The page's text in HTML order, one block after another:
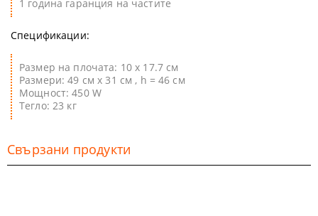
1 година гаранция на частите
Спецификации:
Размер на плочата: 10 x 17.7 см
Размери: 49 см х 31 см , h = 46 см
Мощност: 450 W
Тегло: 23 кг
Свързани продукти